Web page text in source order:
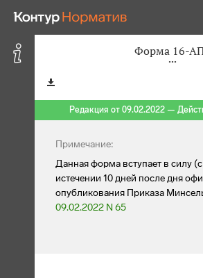
Форма 16-
Редакция от 09.02.2022 —
Примечание:
Данная форма вступает в силу
истечении 10 дней после дня
опубликования Приказа
09.02.2022 N 65